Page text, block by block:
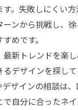
。失敗しにくい
ーンから挑戦し、
めです。
最新トレンドを楽
るデザインを探し
ザインの相談は
で自分に合ったネ